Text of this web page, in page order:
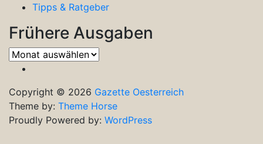
Tipps & Ratgeber
Frühere Ausgaben
Frühere
Ausgaben
Copyright © 2026 Gazette Oesterreich
Theme by: Theme Horse
Proudly Powered by: WordPress